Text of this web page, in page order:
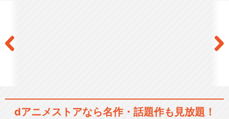
dアニメストアなら名作・話題作も見放題！